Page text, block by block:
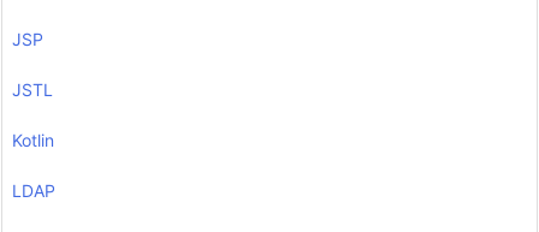
JSP
JSTL
Kotlin
LDAP